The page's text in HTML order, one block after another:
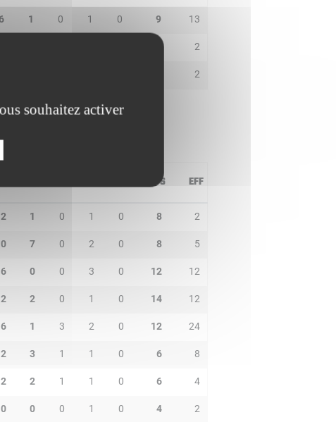
1 0 1 0 9 13
2
2
PTS EFF
2 1 0 1 0 8 2
0 7 0 2 0 8 5
6 0 0 3 0 12 12
2 2 0 1 0 14 12
1 3 2 0 12 24
2 3 1 1 0 6 8
2 2 1 1 0 6 4
0 0 0 1 0 4 2
souhaitez activer